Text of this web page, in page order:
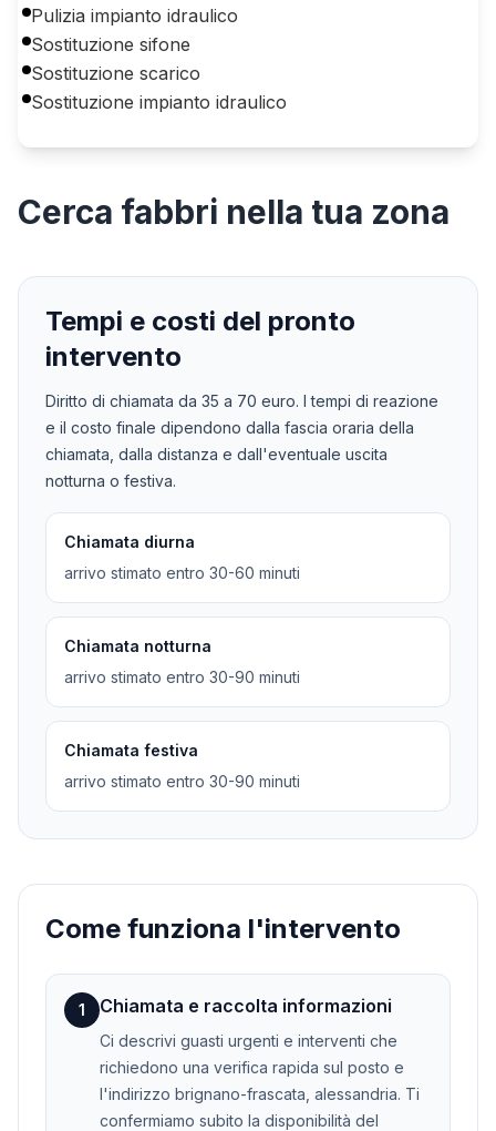
Pulizia impianto idraulico
Sostituzione sifone
Sostituzione scarico
Sostituzione impianto idraulico
Cerca fabbri nella tua zona
Tempi e costi del pronto
intervento
Diritto di chiamata da 35 a 70 euro. I tempi di reazione
e il costo finale dipendono dalla fascia oraria della
chiamata, dalla distanza e dall'eventuale uscita
notturna o festiva.
Chiamata diurna
arrivo stimato entro 30-60 minuti
Chiamata notturna
arrivo stimato entro 30-90 minuti
Chiamata festiva
arrivo stimato entro 30-90 minuti
Come funziona l'intervento
1 Chiamata e raccolta informazioni
Ci descrivi guasti urgenti e interventi che
richiedono una verifica rapida sul posto e
l'indirizzo brignano-frascata, alessandria. Ti
confermiamo subito la disponibilità del